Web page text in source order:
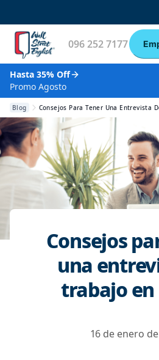
096 252 7177
Hasta 35% Off
Promo Agosto
Blog Consejos Para Tener Una Entrevista
Consejos
una
trabajo en
16 de enero